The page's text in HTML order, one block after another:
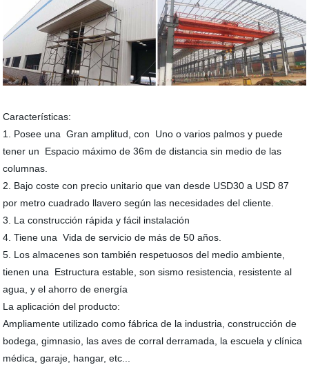
Características:
1. Posee una Gran amplitud, con Uno o varios palmos y puede
tener un Espacio máximo de 36m de distancia sin medio de las
columnas.
2. Bajo coste con precio unitario que van desde USD30 a USD 87
por metro cuadrado llavero según las necesidades del cliente.
3. La construcción rápida y fácil instalación
4. Tiene una Vida de servicio de más de 50 años.
5. Los almacenes son también respetuosos del medio ambiente,
tienen una Estructura estable, son sismo resistencia, resistente al
agua, y el ahorro de energía
La aplicación del producto:
Ampliamente utilizado como fábrica de la industria, construcción de
bodega, gimnasio, las aves de corral derramada, la escuela y clínica
médica, garaje, hangar, etc...